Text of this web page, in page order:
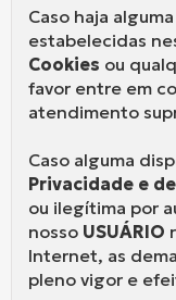
Caso haja
estabelecidas
Cookies ou
favor entre em
atendimento
Caso alguma
Privacidade e
ou ilegítima por
nosso USUÁRIO
Internet, as
pleno vigor e